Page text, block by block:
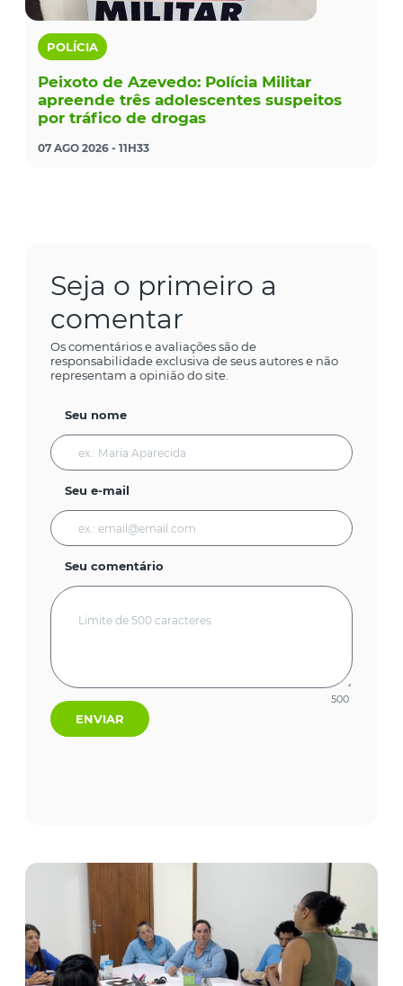
POLÍCIA
Peixoto de Azevedo: Polícia Militar
apreende três adolescentes suspeitos
por tráfico de drogas
07 AGO 2026 - 11H33
Seja o primeiro a
comentar
Os comentários e avaliações são de
responsabilidade exclusiva de seus autores e não
representam a opinião do site.
Seu nome
Seu e-mail
Seu comentário
500
ENVIAR